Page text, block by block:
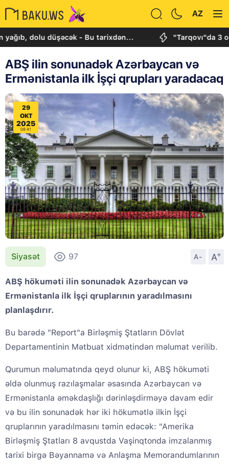
AZ
dolu düşəcək - Bu tarixdən... "Tarqovı"da 3
ABŞ ilin sonunadək Azərbaycan və
Ermənistanla ilk İşçi qrupları yaradacaq
29
OKT
2025
08:41
Siyasət 97 A- A
+
ABŞ hökuməti ilin sonunadək Azərbaycan və
Ermənistanla ilk İşçi qruplarının yaradılmasını
planlaşdırır.
Bu barədə "Report"a Birləşmiş Ştatların Dövlət
Departamentinin Mətbuat xidmətindən məlumat verilib.
Qurumun məlumatında qeyd olunur ki, ABŞ hökuməti
əldə olunmuş razılaşmalar əsasında Azərbaycan və
Ermənistanla əməkdaşlığı dərinləşdirməyə davam edir
və bu ilin sonunadək hər iki hökumətlə ilkin İşçi
qruplarının yaradılmasını təmin edəcək: "Amerika
Birləşmiş Ştatları 8 avqustda Vaşinqtonda imzalanmış
tarixi birgə Bəyannamə və Anlaşma Memorandumlarının